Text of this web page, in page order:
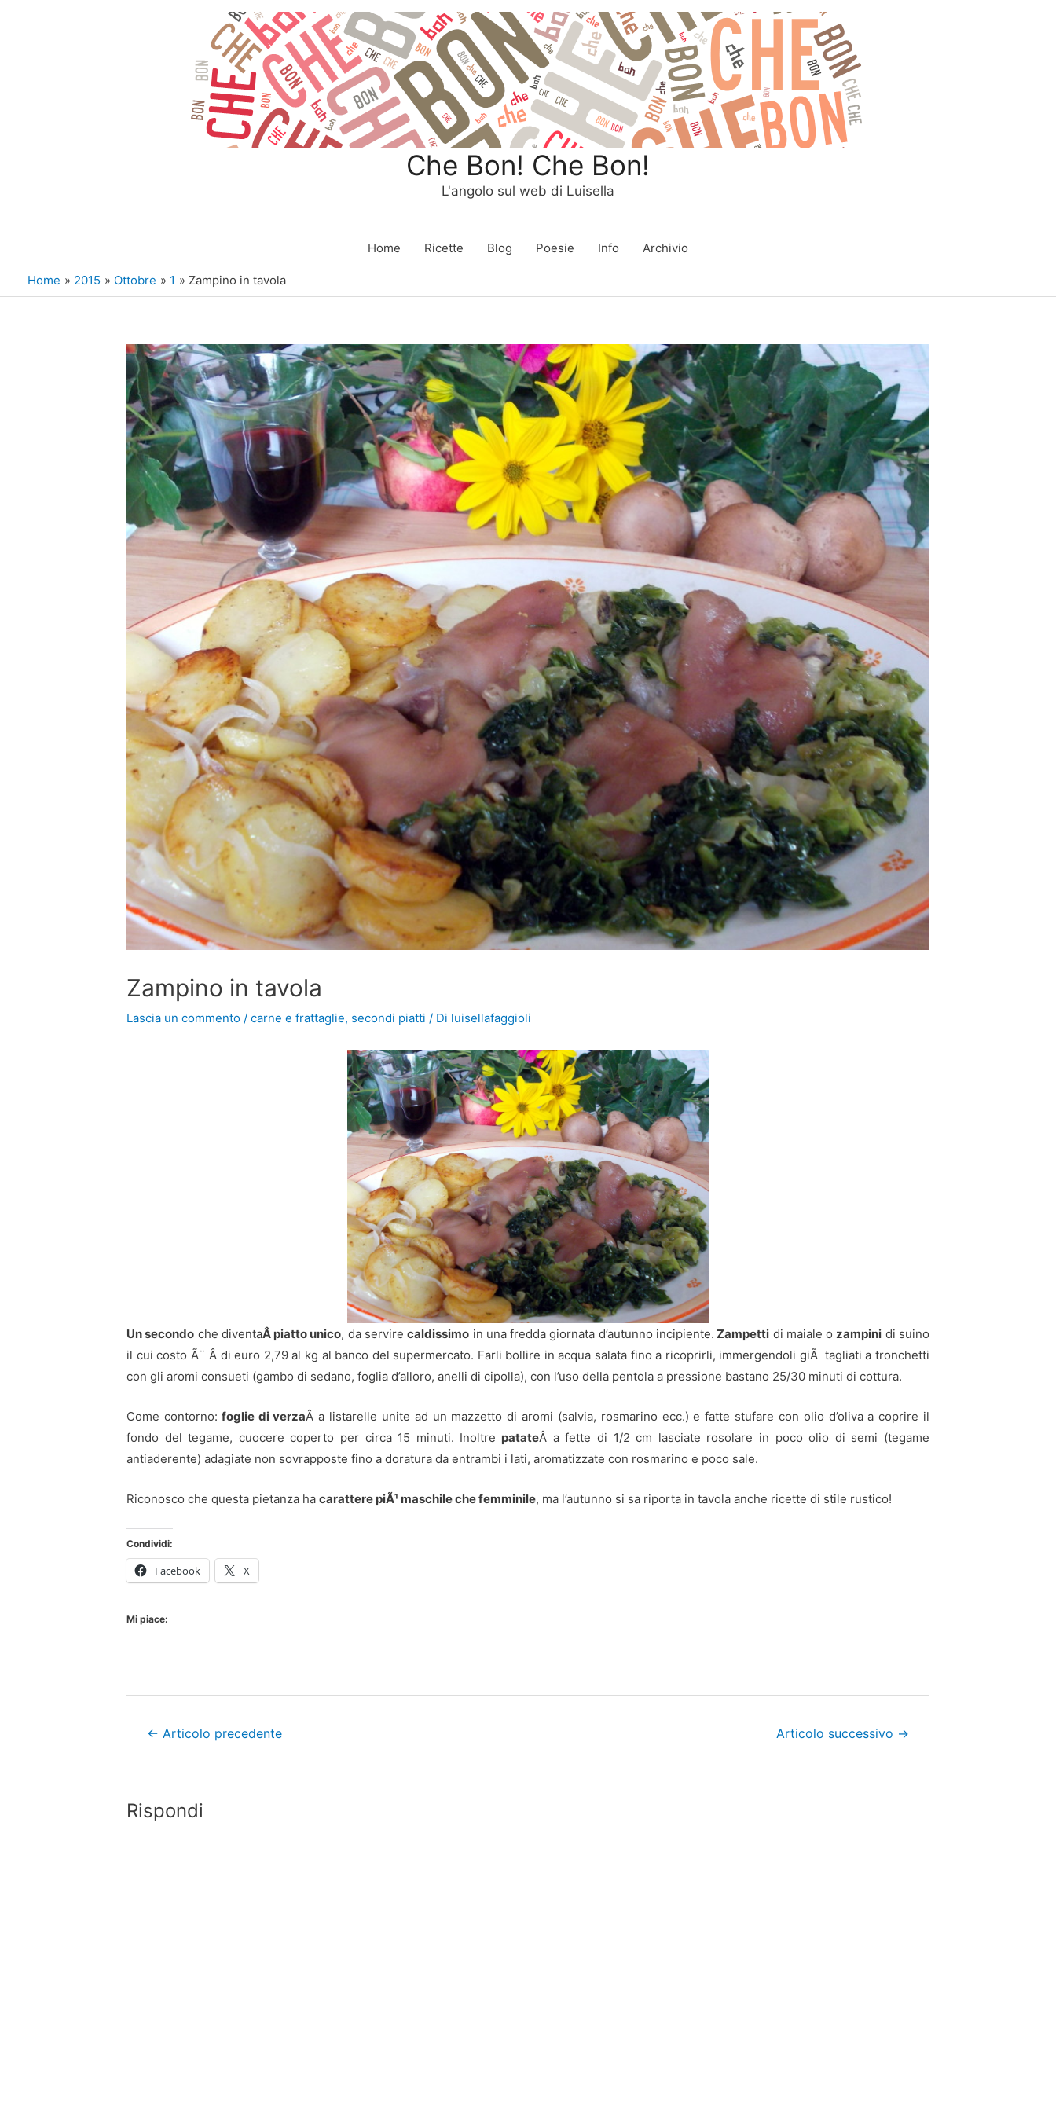
Che Bon! Che Bon!
L'angolo sul web di Luisella
Home Ricette Blog Poesie Info Archivio
Home 2015 Ottobre 1 Zampino in tavola
Zampino in tavola
Lascia un commento / carne e frattaglie, secondi piatti / Di luisellafaggioli
Un secondo che diventaÂ piatto unico, da servirecaldissimo in una fredda giornata d’autunno incipiente. Zampetti di maiale o zampini di suino
il cui costo Ã¨ Â di euro 2,79 al kg al banco del supermercato. Farli bollire in acqua salata fino a ricoprirli, immergendoli giÃ tagliati a tronchetti
con gli aromi consueti (gambo di sedano, foglia d’alloro, anelli di cipolla), con l’uso della pentola a pressione bastano 25/30 minuti di cottura.
Come contorno: foglie di verzaÂ a listarelle unite ad un mazzetto di aromi (salvia, rosmarino ecc.) e fatte stufare con olio d’oliva a coprire il
fondo del tegame, cuocere coperto per circa 15 minuti. Inoltre patateÂ a fette di 1/2 cm lasciate rosolare in poco olio di semi (tegame
antiaderente) adagiate non sovrapposte fino a doratura da entrambi i lati, aromatizzate con rosmarino e poco sale.
Riconosco che questa pietanza ha carattere piÃ¹ maschile che femminile, ma l’autunno si sa riporta in tavola anche ricette di stile rustico!
Condividi:
Facebook X
Mi piace:
Navigazione
← Articolo precedente Articolo successivo →
Rispondi